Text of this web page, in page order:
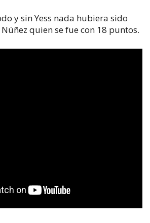
y sin Yess nada hubiera sido
quien se fue con 18 puntos.